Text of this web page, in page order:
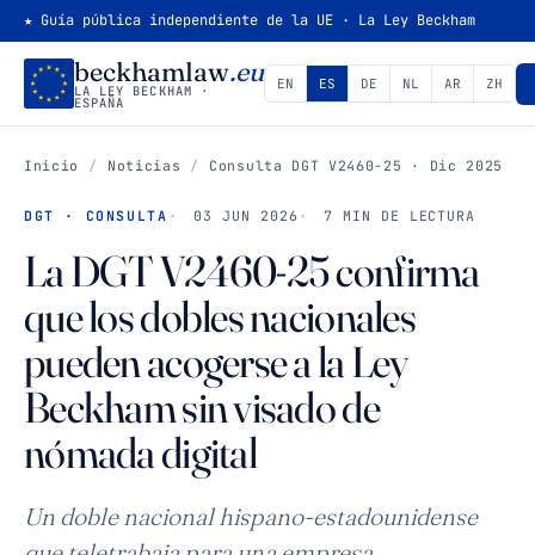
★ Guía pública independiente de la UE · La Ley Beckham
beckhamlaw.eu
LA LEY BECKHAM ·
ESPAÑA
EN ES DE NL AR ZH
Inicio / Noticias / Consulta DGT V2460-25 · Dic 2025
DGT · CONSULTA 03 JUN 2026 7 MIN DE LECTURA
La DGT V2460-25 confirma
que los dobles nacionales
pueden acogerse a la Ley
Beckham sin visado de
nómada digital
Un doble nacional hispano-estadounidense